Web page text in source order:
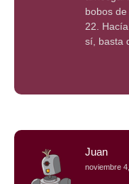
bobos
22.
sí, basta
Juan
noviembre